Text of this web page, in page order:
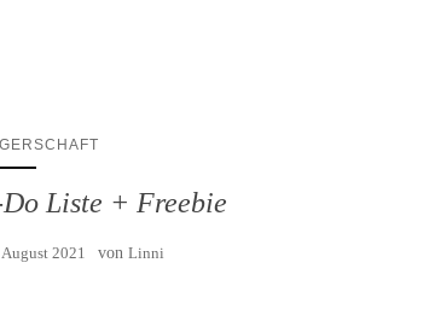
Liste + Freebie
2021 von Linni